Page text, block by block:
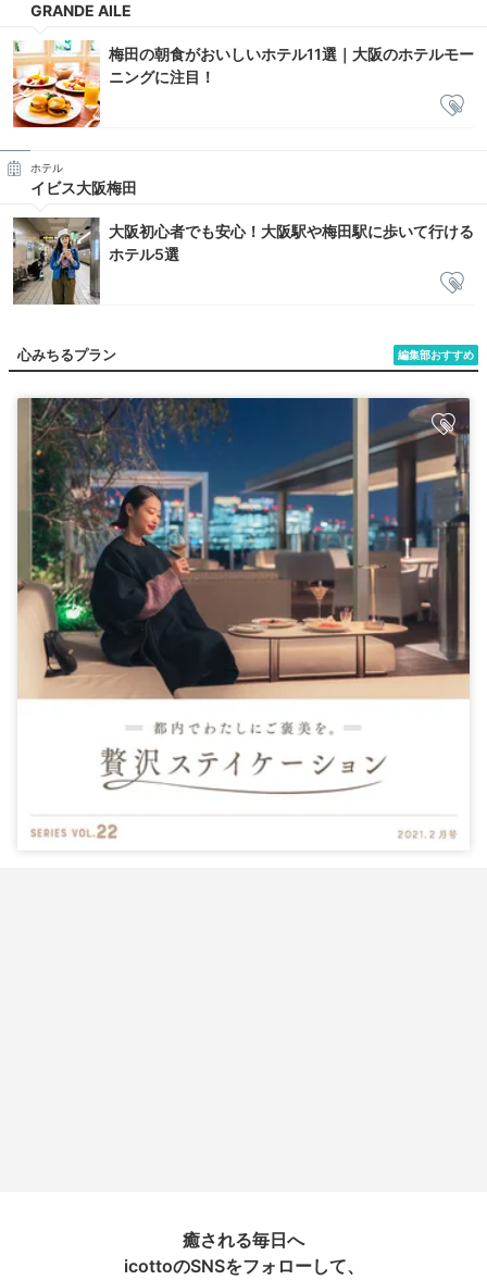
GRANDE AILE
梅田の朝食がおいしいホテル11選｜大阪のホテルモー
ニングに注目！
ホテル
イビス大阪梅田
大阪初心者でも安心！大阪駅や梅田駅に歩いて行ける
ホテル5選
編集部おすすめ
心みちるプラン
癒される毎日へ
icottoのSNSをフォローして、